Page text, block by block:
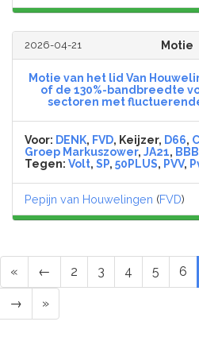
2026-04-21 Motie
Motie van het lid Van
of de 130%-bandbreedte
sectoren met
Voor: DENK, FVD, Keijzer, D66,
Groep Markuszower, JA21, BBB
Tegen: Volt, SP, 50PLUS, PVV,
Pepijn van Houwelingen (FVD)
« ← 2 3 4 5 6
→ »